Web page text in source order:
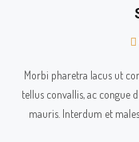
Morbi pharetra lacus ut
tellus convallis, ac congue
mauris. Interdum et